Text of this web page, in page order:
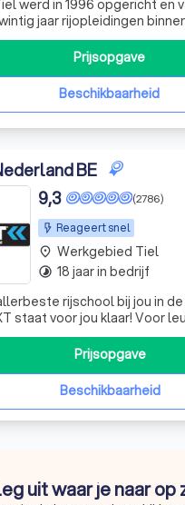
werd in 1996 opgericht en
jaar rijopleidingen
persoonlijke aandacht
leiden we je op tot een
Elke leerling is anders,
o
Beschikbaarheid
Prijsopgave
BE
Reageert snel
(2786)
9,3
rijschool bij jou in
staat voor jou klaar! Voor
je bij ons aan het juiste
zijn zeer deskundig en
begeleiding die jij nodig
Beschikbaarheid
Prijsopgave
place Werkgebied Tiel
timelapse 18 jaar in bedrijf
uit waar je naar op